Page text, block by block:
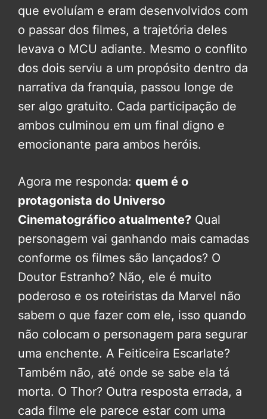
que evoluíam e eram desenvolvidos com
o passar dos filmes, a trajetória deles
levava o MCU adiante. Mesmo o conflito
dos dois serviu a um propósito dentro da
narrativa da franquia, passou longe de
ser algo gratuito. Cada participação de
ambos culminou em um final digno e
emocionante para ambos heróis.
Agora me responda: quem é o
protagonista do Universo
Cinematográfico atualmente? Qual
personagem vai ganhando mais camadas
conforme os filmes são lançados? O
Doutor Estranho? Não, ele é muito
poderoso e os roteiristas da Marvel não
sabem o que fazer com ele, isso quando
não colocam o personagem para segurar
uma enchente. A Feiticeira Escarlate?
Também não, até onde se sabe ela tá
morta. O Thor? Outra resposta errada, a
cada filme ele parece estar com uma